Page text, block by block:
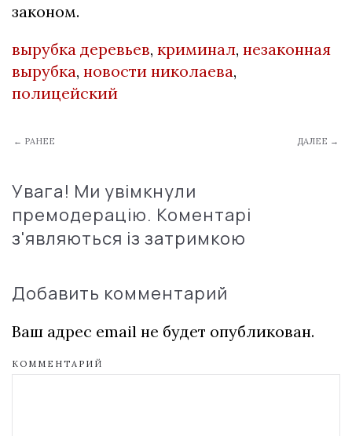
законом.
вырубка деревьев, криминал, незаконная
вырубка, новости николаева,
полицейский
← РАНЕЕ ДАЛЕЕ →
Увага! Ми увімкнули
премодерацію. Коментарі
з'являються із затримкою
Добавить комментарий
Ваш адрес email не будет опубликован.
КОММЕНТАРИЙ